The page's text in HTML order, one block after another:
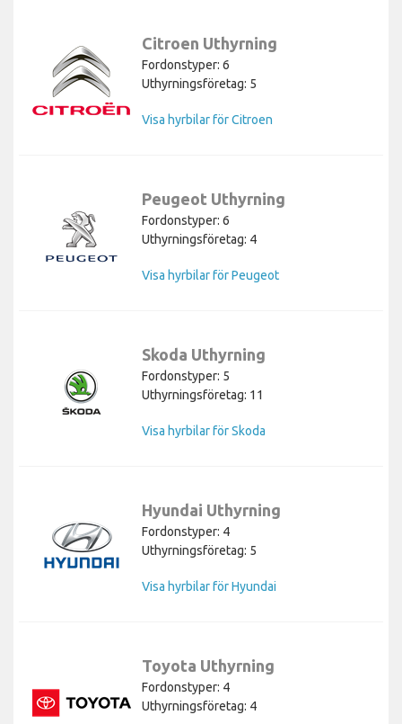
Citroen Uthyrning
Fordonstyper: 6
Uthyrningsföretag: 5
Visa hyrbilar för Citroen
Peugeot Uthyrning
Fordonstyper: 6
Uthyrningsföretag: 4
Visa hyrbilar för Peugeot
Skoda Uthyrning
Fordonstyper: 5
Uthyrningsföretag: 11
Visa hyrbilar för Skoda
Hyundai Uthyrning
Fordonstyper: 4
Uthyrningsföretag: 5
Visa hyrbilar för Hyundai
Toyota Uthyrning
Fordonstyper: 4
Uthyrningsföretag: 4